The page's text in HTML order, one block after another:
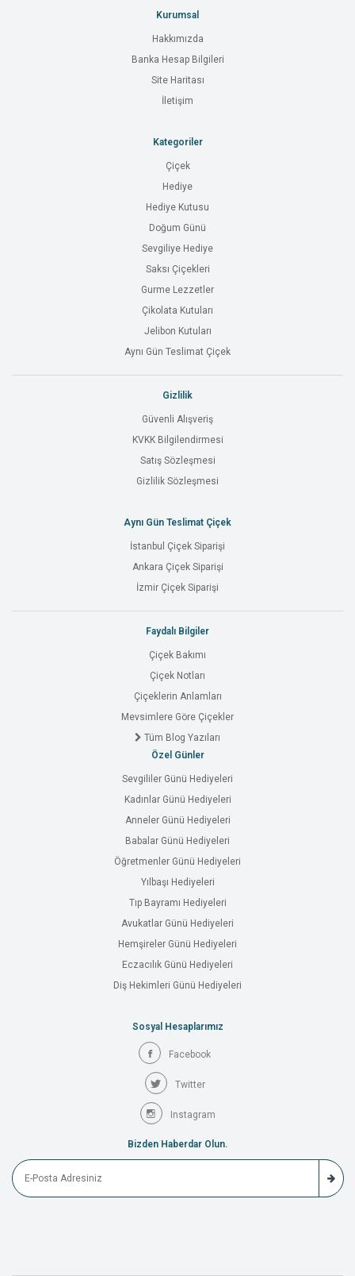
Kurumsal
Hakkımızda
Banka Hesap Bilgileri
Site Haritası
İletişim
Kategoriler
Çiçek
Hediye
Hediye Kutusu
Doğum Günü
Sevgiliye Hediye
Saksı Çiçekleri
Gurme Lezzetler
Çikolata Kutuları
Jelibon Kutuları
Aynı Gün Teslimat Çiçek
Gizlilik
Güvenli Alışveriş
KVKK Bilgilendirmesi
Satış Sözleşmesi
Gizlilik Sözleşmesi
Aynı Gün Teslimat Çiçek
İstanbul Çiçek Siparişi
Ankara Çiçek Siparişi
İzmir Çiçek Siparişi
Faydalı Bilgiler
Çiçek Bakımı
Çiçek Notları
Çiçeklerin Anlamları
Mevsimlere Göre Çiçekler
Tüm Blog Yazıları
Özel Günler
Sevgililer Günü Hediyeleri
Kadınlar Günü Hediyeleri
Anneler Günü Hediyeleri
Babalar Günü Hediyeleri
Öğretmenler Günü Hediyeleri
Yılbaşı Hediyeleri
Tıp Bayramı Hediyeleri
Avukatlar Günü Hediyeleri
Hemşireler Günü Hediyeleri
Eczacılık Günü Hediyeleri
Diş Hekimleri Günü Hediyeleri
Sosyal Hesaplarımız
Facebook
Twitter
Instagram
Bizden Haberdar Olun.